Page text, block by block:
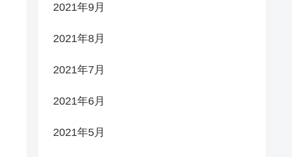
2021年9月
2021年8月
2021年7月
2021年6月
2021年5月